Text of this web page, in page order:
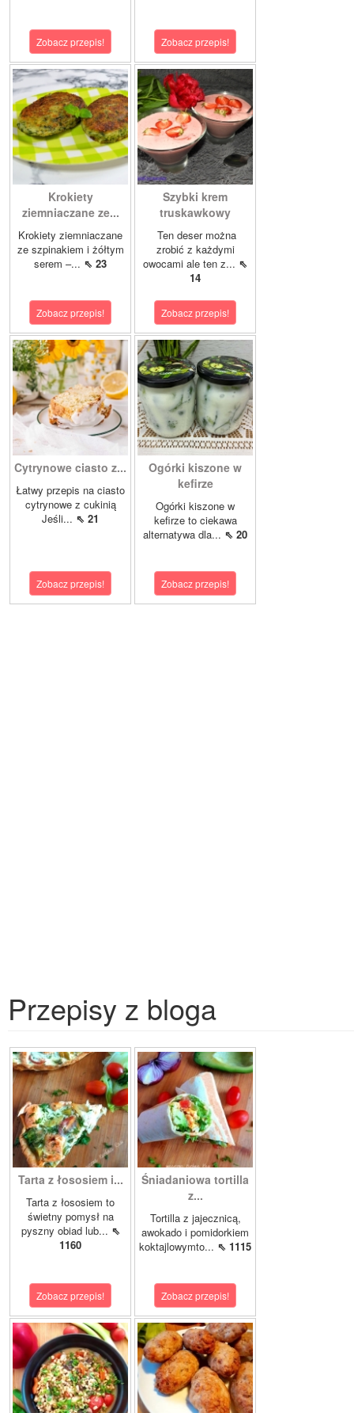
Zobacz przepis! Zobacz przepis!
Krokiety
ziemniaczane ze...
Krokiety ziemniaczane
ze szpinakiem i żółtym
serem –... ⇖ 23
Zobacz przepis!
Szybki krem
truskawkowy
Ten deser można
zrobić z każdymi
owocami ale ten z... ⇖
14
Zobacz przepis!
Cytrynowe ciasto z...
Łatwy przepis na ciasto
cytrynowe z cukinią
Jeśli... ⇖ 21
Zobacz przepis!
Ogórki kiszone w
kefirze
Ogórki kiszone w
kefirze to ciekawa
alternatywa dla... ⇖ 20
Zobacz przepis!
Przepisy z bloga
Tarta z łososiem i...
Tarta z łososiem to
świetny pomysł na
pyszny obiad lub... ⇖
1160
Zobacz przepis!
Śniadaniowa tortilla
z...
Tortilla z jajecznicą,
awokado i pomidorkiem
koktajlowymto... ⇖ 1115
Zobacz przepis!